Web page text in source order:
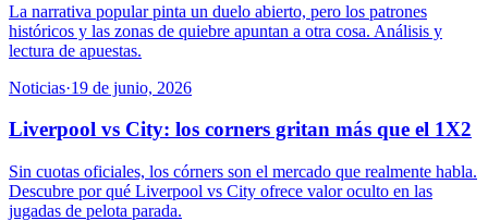
La narrativa popular pinta un duelo abierto, pero los patrones
históricos y las zonas de quiebre apuntan a otra cosa. Análisis y
lectura de apuestas.
Noticias·19 de junio, 2026
Liverpool vs City: los corners gritan más que el 1X2
Sin cuotas oficiales, los córners son el mercado que realmente habla.
Descubre por qué Liverpool vs City ofrece valor oculto en las
jugadas de pelota parada.